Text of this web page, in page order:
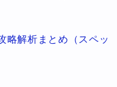
略解析まとめ（スペッ